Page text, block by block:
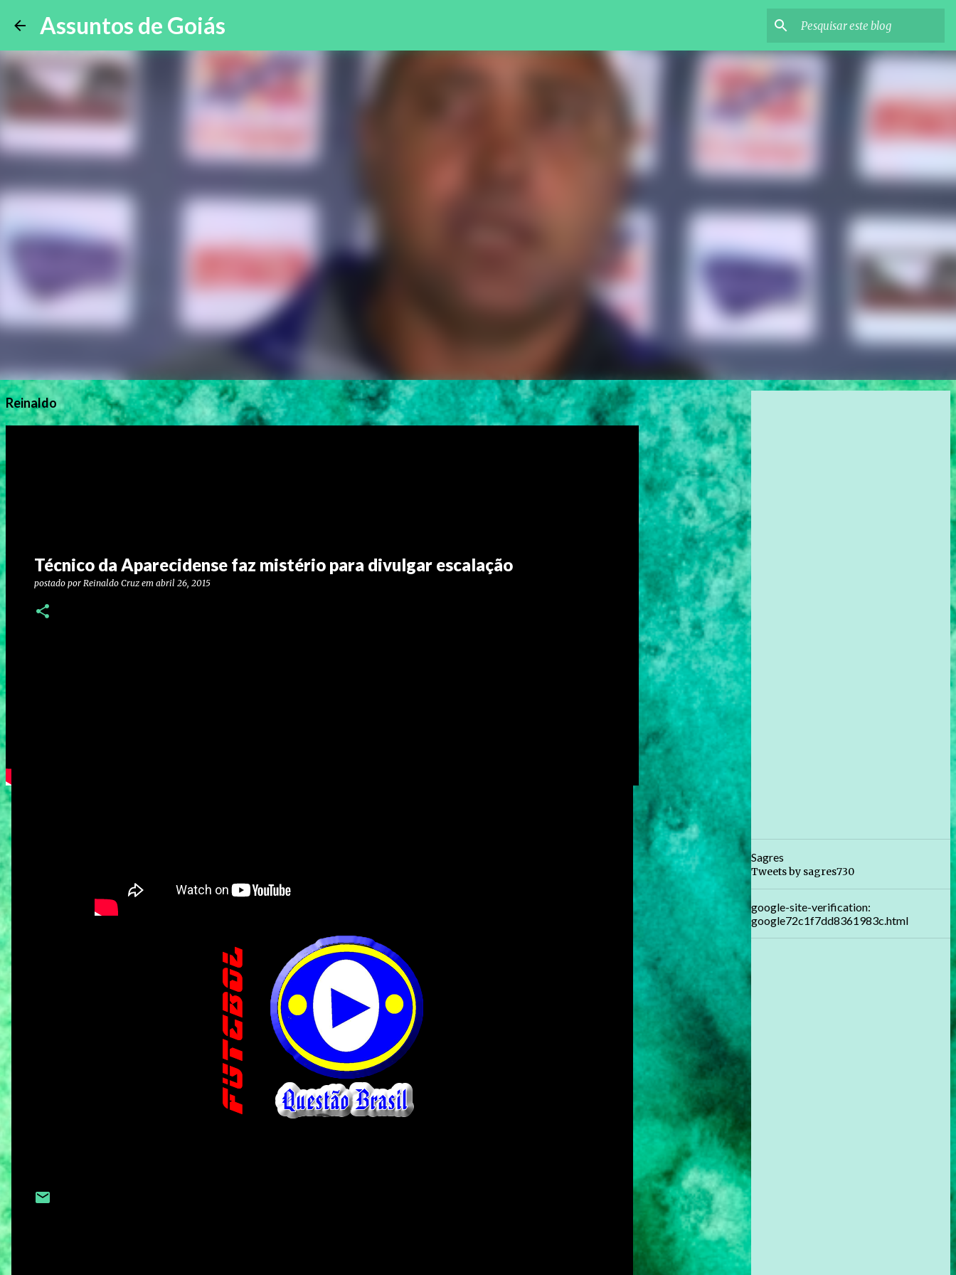
Assuntos de Goiás
Reinaldo
Técnico da Aparecidense faz mistério para divulgar escalação
postado por Reinaldo Cruz em abril 26, 2015
Sagres
Tweets by sagres730
google-site-verification:
google72c1f7dd8361983c.html